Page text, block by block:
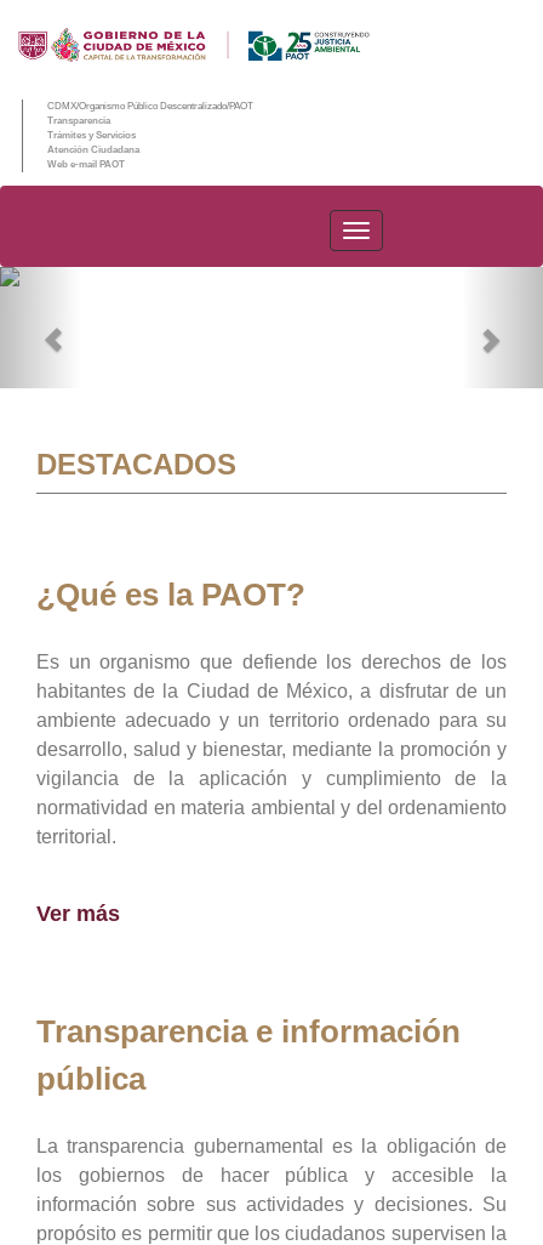
CDMX/Organismo Público Descentralizado/PAOT
Transparencia
Trámites y Servicios
Atención Ciudadana
Web e-mail PAOT
PAOT
DESTACADOS
¿Qué es la PAOT?
Es un organismo que defiende los derechos de los
habitantes de la Ciudad de México, a disfrutar de un
ambiente adecuado y un territorio ordenado para su
desarrollo, salud y bienestar, mediante la promoción y
vigilancia de la aplicación y cumplimiento de la
normatividad en materia ambiental y del ordenamiento
territorial.
Ver más
Transparencia e información
pública
La transparencia gubernamental es la obligación de
los gobiernos de hacer pública y accesible la
información sobre sus actividades y decisiones. Su
propósito es permitir que los ciudadanos supervisen la